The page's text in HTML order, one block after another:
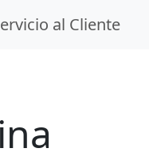
al Cliente